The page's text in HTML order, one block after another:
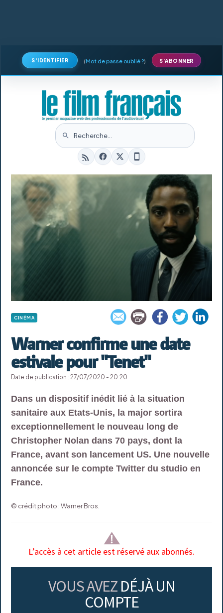
S'IDENTIFIER (Mot de passe oublié ?) S'ABONNER
CINÉMA
Warner confirme une date
estivale pour "Tenet"
Date de publication : 27/07/2020 - 20:20
Dans un dispositif inédit lié à la situation
sanitaire aux Etats-Unis, la major sortira
exceptionnellement le nouveau long de
Christopher Nolan dans 70 pays, dont la
France, avant son lancement US. Une nouvelle
annoncée sur le compte Twitter du studio en
France.
© crédit photo : Warner Bros.
L’accès à cet article est réservé aux abonnés.
VOUS AVEZ DÉJÀ UN
COMPTE